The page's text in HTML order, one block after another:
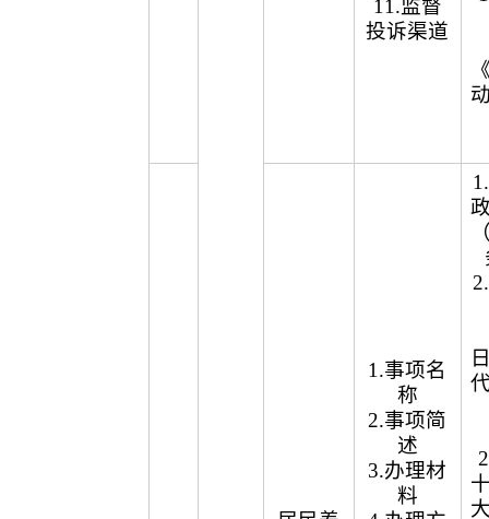
11.监督
投诉渠道
1.事项名
称
2.事项简
述
3.办理材
料